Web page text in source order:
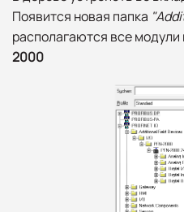
Появится новая папка "
располагаются все
2000